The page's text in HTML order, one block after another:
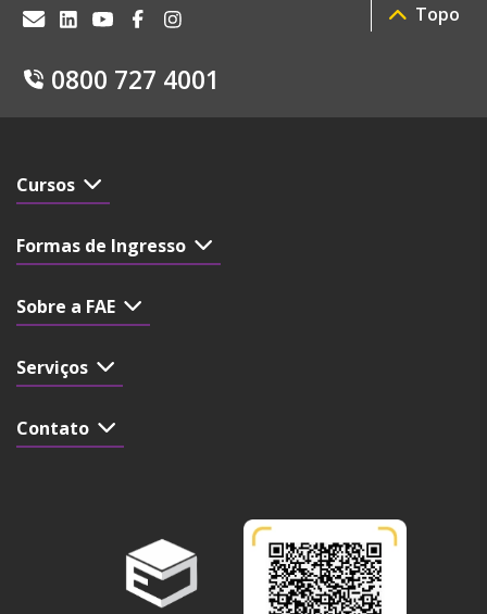
0800 727 4001
Topo
Cursos
Formas de Ingresso
Sobre a FAE
Serviços
Contato